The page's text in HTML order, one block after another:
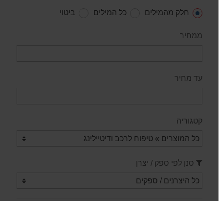
חלק מהמילים כל המילים ביטוי
ממחיר
עד מחיר
קטגוריה
סנן לפי ספק / יצרן